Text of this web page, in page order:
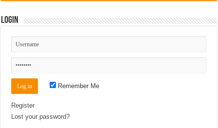
Login
Remember Me
Register
Lost your password?